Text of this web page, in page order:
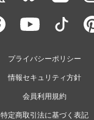
プライバシーポリシー
情報セキュリティ方針
会員利用規約
特定商取引法に基づく表記